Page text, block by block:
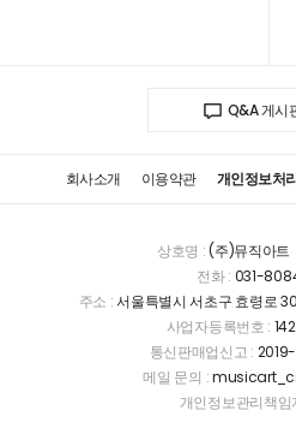
Q&A 게시
회사소개 이용약관 개인정보처
상호명 :(주)뮤직아트
전화 : 031-
주소 :서울특별시 서초구 효령로
사업자등록번호 :
통신판매업신고 :
메일 문의 :
개인정보관리책임